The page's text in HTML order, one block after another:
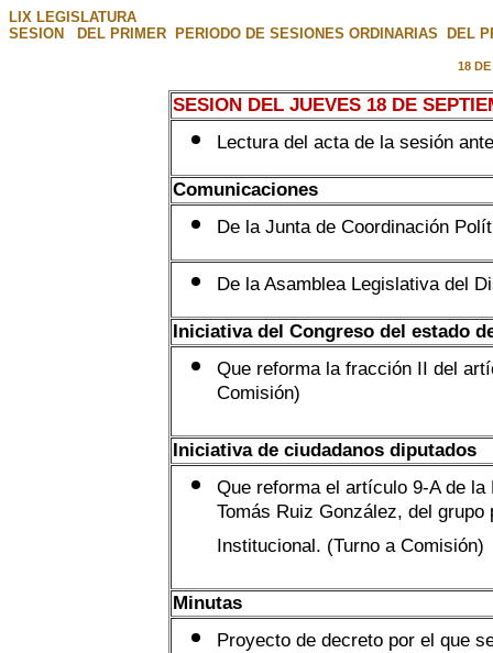
LIX LEGISLATURA
SESION DEL PRIMER PERIODO DE SESIONES ORDINARIAS DEL
18
SESION DEL JUEVES 18 DE
Lectura del acta de la sesión
Comunicaciones
De la Junta de Coordinación
De la Asamblea Legislativa del
Iniciativa del Congreso del estado
Que reforma la fracción II del
Comisión)
Iniciativa de ciudadanos diputados
Que reforma el artículo 9-A de
Tomás Ruiz González, del
Institucional. (Turno a Comisión)
Minutas
Proyecto de decreto por el que